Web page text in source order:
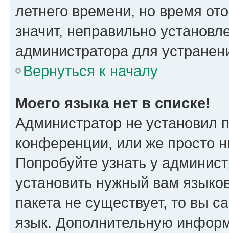
летнего времени, но время
значит, неправильно
администратора для
Вернуться к началу
Моего языка нет в списке!
Администратор не установил
конференции, или же просто
Попробуйте узнать у
установить нужный вам
пакета не существует, то вы
язык. Дополнительную